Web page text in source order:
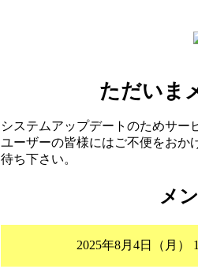
ただいま
システムアップデートのためサー
ユーザーの皆様にはご不便をおか
待ち下さい。
メ
2025年8月4日（月）